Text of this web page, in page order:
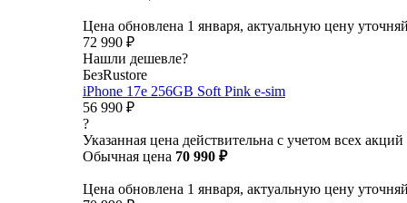
Цена обновлена 1 января, актуальную цену
72 990 ₽
Нашли дешевле?
БезRustore
iPhone 17e 256GB Soft Pink e-sim
56 990 ₽
?
Указанная цена действительна с учетом всех акций
Обычная цена 70 990 ₽
Цена обновлена 1 января, актуальную цену